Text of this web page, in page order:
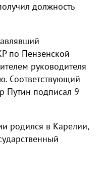
должность
по Пензенской
руководителя
Соответствующий
Путин подписал 9
родился в Карелии,